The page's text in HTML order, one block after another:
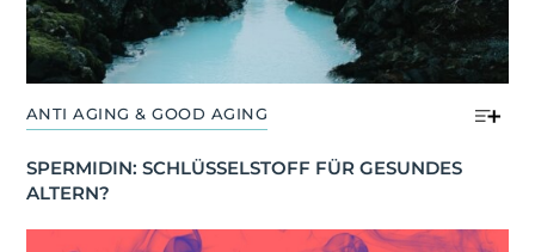
ANTI AGING & GOOD AGING
SPERMIDIN: SCHLÜSSELSTOFF FÜR GESUNDES
ALTERN?